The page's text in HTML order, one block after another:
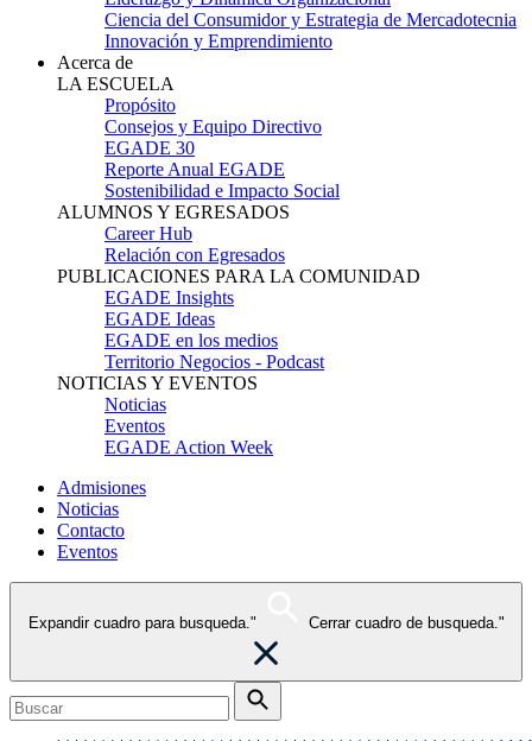
Ciencia del Consumidor y Estrategia de Mercadotecnia
Innovación y Emprendimiento
Acerca de
LA ESCUELA
Propósito
Consejos y Equipo Directivo
EGADE 30
Reporte Anual EGADE
Sostenibilidad e Impacto Social
ALUMNOS Y EGRESADOS
Career Hub
Relación con Egresados
PUBLICACIONES PARA LA COMUNIDAD
EGADE Insights
EGADE Ideas
EGADE en los medios
Territorio Negocios - Podcast
NOTICIAS Y EVENTOS
Noticias
Eventos
EGADE Action Week
Admisiones
Noticias
Contacto
Eventos
Expandir cuadro para busqueda." Cerrar cuadro de busqueda."